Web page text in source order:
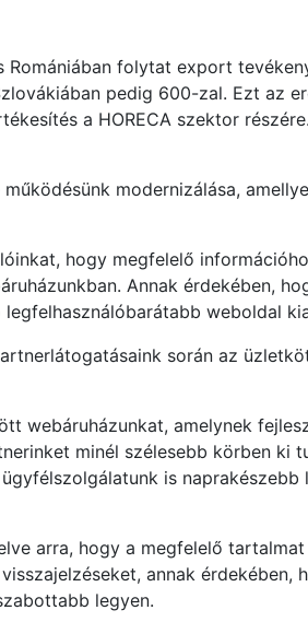
folytat export
pedig 600-zal. Ezt az
a HORECA szektor
modernizálása,
hogy megfelelő
Annak érdekében,
weboldal
során az
webáruházunkat, amelynek
minél szélesebb körben ki
is
arra, hogy a megfelelő
annak
legyen.